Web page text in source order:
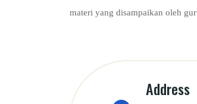
materi yang disampaikan oleh
Address